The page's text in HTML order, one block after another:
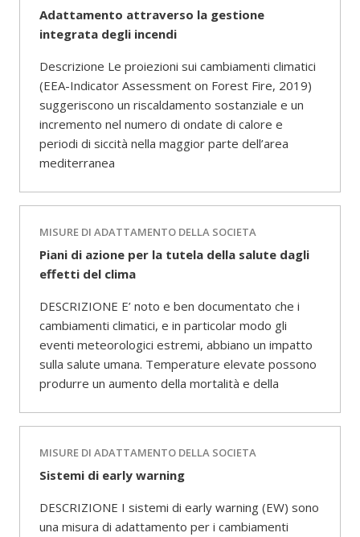
Adattamento attraverso la gestione
integrata degli incendi
Descrizione Le proiezioni sui cambiamenti climatici
(EEA-Indicator Assessment on Forest Fire, 2019)
suggeriscono un riscaldamento sostanziale e un
incremento nel numero di ondate di calore e
periodi di siccità nella maggior parte dell’area
mediterranea
MISURE DI ADATTAMENTO DELLA SOCIETA
Piani di azione per la tutela della salute dagli
effetti del clima
DESCRIZIONE E’ noto e ben documentato che i
cambiamenti climatici, e in particolar modo gli
eventi meteorologici estremi, abbiano un impatto
sulla salute umana. Temperature elevate possono
produrre un aumento della mortalità e della
MISURE DI ADATTAMENTO DELLA SOCIETA
Sistemi di early warning
DESCRIZIONE I sistemi di early warning (EW) sono
una misura di adattamento per i cambiamenti